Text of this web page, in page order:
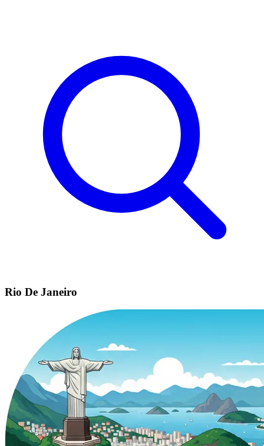
Rio De Janeiro